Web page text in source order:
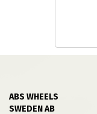
ABS WHEELS
SWEDEN AB